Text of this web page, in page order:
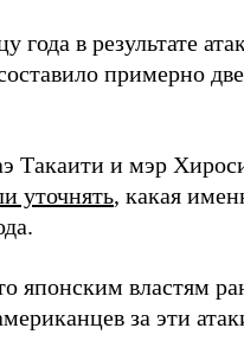
года в результате
примерно
Такаити и мэр
уточнять, какая
властям
за эти